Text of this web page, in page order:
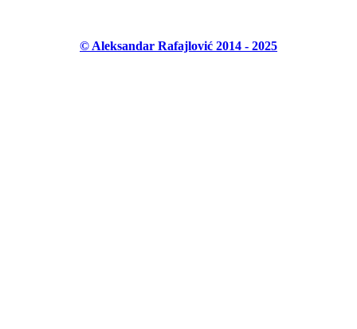
© Aleksandar Rafajlović 2014 - 2025